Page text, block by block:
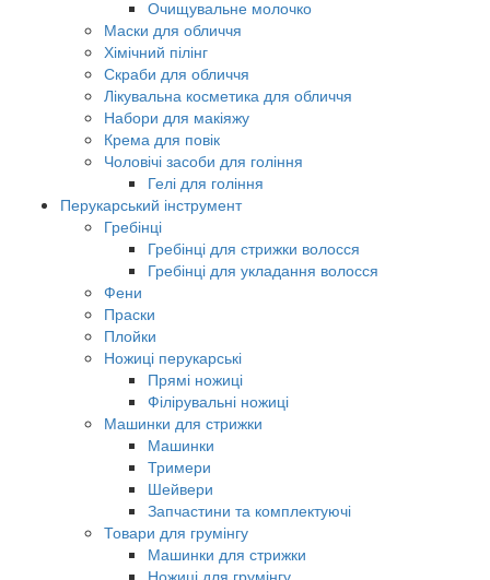
Очищувальне молочко
Маски для обличчя
Хімічний пілінг
Скраби для обличчя
Лікувальна косметика для обличчя
Набори для макіяжу
Крема для повік
Чоловічі засоби для гоління
Гелі для гоління
Перукарський інструмент
Гребінці
Гребінці для стрижки волосся
Гребінці для укладання волосся
Фени
Праски
Плойки
Ножиці перукарські
Прямі ножиці
Філірувальні ножиці
Машинки для стрижки
Машинки
Тримери
Шейвери
Запчастини та комплектуючі
Товари для грумінгу
Машинки для стрижки
Ножиці для грумінгу